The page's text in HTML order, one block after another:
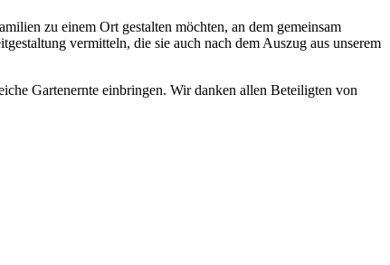
zu einem Ort gestalten möchten, an dem gemeinsam
vermitteln, die sie auch nach dem Auszug aus unserem
Gartenernte einbringen. Wir danken allen Beteiligten von